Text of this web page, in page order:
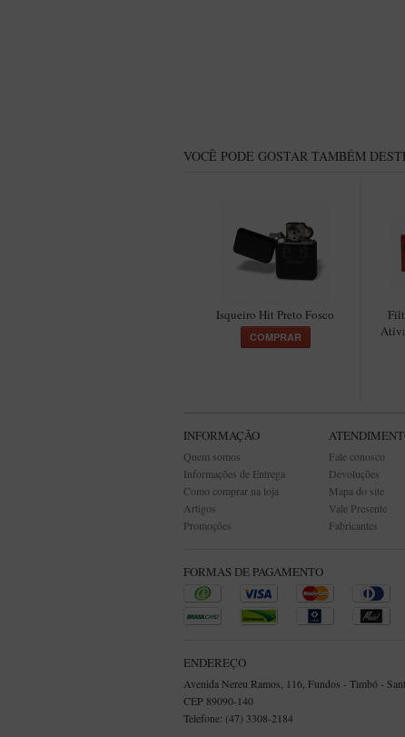
VOCÊ PODE GOSTAR TAMBÉM
Isqueiro Hit Preto Fosco
COMPRAR
INFORMAÇÃO
Quem somos
Informações de Entrega
Como comprar na loja
Artigos
Promoções
Fale conosco
Devoluções
Mapa do site
Vale Presente
Fabricantes
FORMAS DE PAGAMENTO
ENDEREÇO
Avenida Nereu Ramos, 116, Fundos - Timbó -
CEP 89090-140
Telefone: (47) 3308-2184